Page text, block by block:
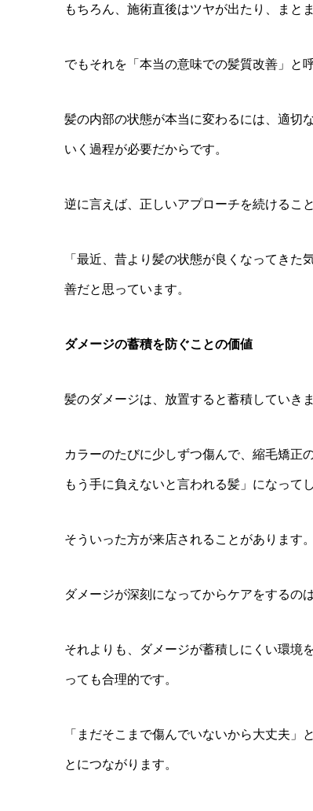
もちろん、施術直後はツヤが出たり、まと
でもそれを「本当の意味での髪質改善」と
髪の内部の状態が本当に変わるには、適切
いく過程が必要だからです。
逆に言えば、正しいアプローチを続けるこ
「最近、昔より髪の状態が良くなってき
善だと思っています。
ダメージの蓄積を防ぐことの価値
髪のダメージは、放置すると蓄積していきま
カラーのたびに少しずつ傷んで、縮毛矯正
もう手に負えないと言われる髪」になって
そういった方が来店されることがあります。
ダメージが深刻になってからケアをするの
それよりも、ダメージが蓄積しにくい環境
っても合理的です。
「まだそこまで傷んでいないから大丈夫」
とにつながります。